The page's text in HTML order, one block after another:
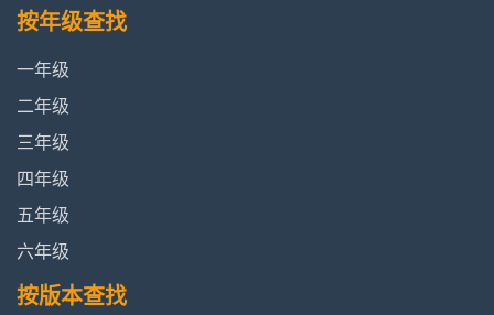
一年级数学上册课本2012审定
《9.总复习》人教版小学一年级数学
按年级查找
一年级
二年级
三年级
四年级
五年级
六年级
按版本查找